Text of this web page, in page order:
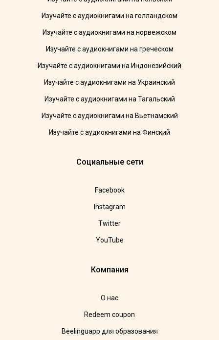
Изучайте с аудиокнигами на голландском
Изучайте с аудиокнигами на норвежском
Изучайте с аудиокнигами на греческом
Изучайте с аудиокнигами на Индонезийский
Изучайте с аудиокнигами на Украинский
Изучайте с аудиокнигами на Тагальский
Изучайте с аудиокнигами на Вьетнамский
Изучайте с аудиокнигами на Финский
Социальные сети
Facebook
Instagram
Twitter
YouTube
Компания
О нас
Redeem coupon
Beelinguapp для образования